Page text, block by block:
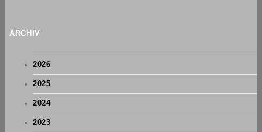
ARCHIV
2026
2025
2024
2023